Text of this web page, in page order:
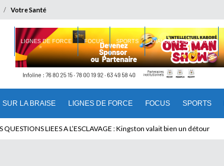
Votre Santé
SUR LA BRAISE LIGNES DE FORCE FOCUS SPORTS
LIGNES DE FORCE FOCUS SPORTS DIALOGUE INTERIEUR
BENINOIS : Quand Patrice quitte le pouvoir sans partir !